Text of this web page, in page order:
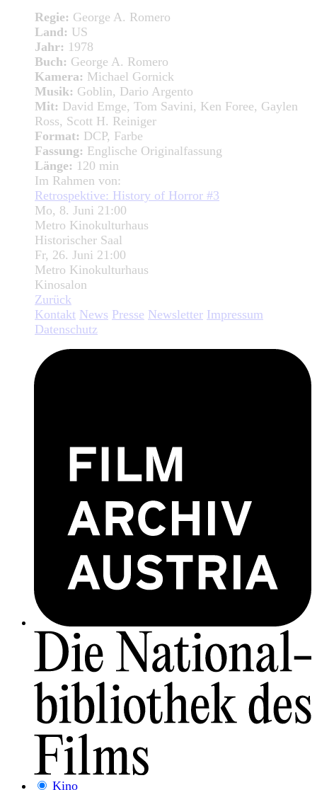
Regie: George A. Romero
Land: US
Jahr: 1978
Buch: George A. Romero
Kamera: Michael Gornick
Musik: Goblin, Dario Argento
Mit: David Emge, Tom Savini, Ken Foree, Gaylen
Ross, Scott H. Reiniger
Format: DCP, Farbe
Fassung: Englische Originalfassung
Länge: 120 min
Im Rahmen von:
Retrospektive: History of Horror #3
Mo, 8. Juni 21:00
Metro Kinokulturhaus
Historischer Saal
Fr, 26. Juni 21:00
Metro Kinokulturhaus
Kinosalon
Zurück
Kontakt News Presse Newsletter Impressum
Datenschutz
Kino